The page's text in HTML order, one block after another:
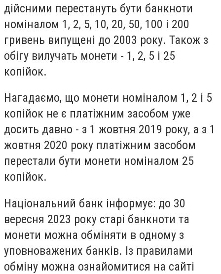
дійсними перестануть бути банкноти
номіналом 1, 2, 5, 10, 20, 50, 100 і 200
гривень випущені до 2003 року. Також з
обігу вилучать монети - 1, 2, 5 і 25
копійок.
Нагадаємо, що монети номіналом 1, 2 і 5
копійок не є платіжним засобом уже
досить давно - з 1 жовтня 2019 року, а з 1
жовтня 2020 року платіжним засобом
перестали бути монети номіналом 25
копійок.
Національний банк інформує: до 30
вересня 2023 року старі банкноти та
монети можна обміняти в одному з
уповноважених банків. Із правилами
обміну можна ознайомитися на сайті